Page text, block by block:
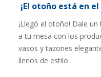
¡El otoño está en
¡Llegó el otoño! Dale
a tu mesa con los
vasos y tazones
llenos de estilo.